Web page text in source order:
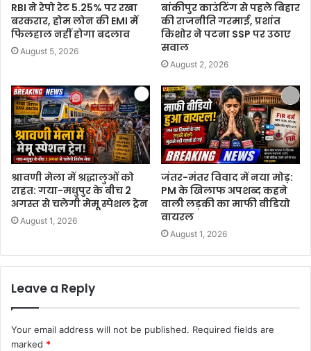
RBI ने रेपो रेट 5.25% पर रखा
बरकरार, होम लोन की EMI में
फिलहाल नहीं होगा बदलाव
August 5, 2026
बांकीपुर काउंटिंग से पहले बिहार
की राजनीति गरमाई, प्रशांत
किशोर ने पटना SSP पर उठाए
सवाल
August 2, 2026
श्रावणी मेला में श्रद्धालुओं को
राहत: गया-मधुपुर के बीच 2
अगस्त से चलेगी मेमू स्पेशल ट्रेन
August 1, 2026
जंतर-मंतर विवाद में नया मोड़:
PM के खिलाफ अपशब्द कहने
वाली लड़की का माफी वीडियो
वायरल
August 1, 2026
Leave a Reply
Your email address will not be published. Required fields are
marked *